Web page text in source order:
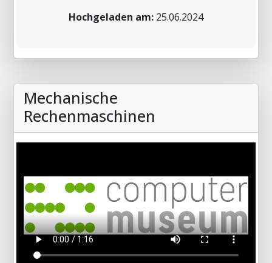
Hochgeladen am: 25.06.2024
Mechanische
Rechenmaschinen